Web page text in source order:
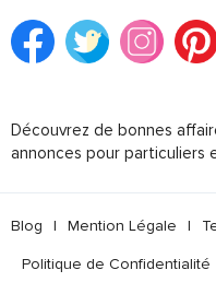
Découvrez de bonnes
annonces pour particuliers
Blog | Mention Légale |
Politique de Confidentialité